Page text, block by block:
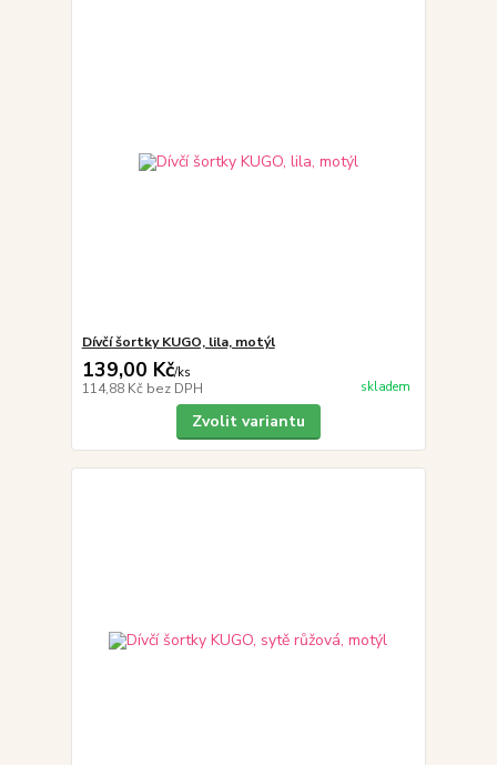
Dívčí šortky KUGO, lila, motýl
139,00 Kč/ks
114,88 Kč bez DPH skladem
Zvolit variantu